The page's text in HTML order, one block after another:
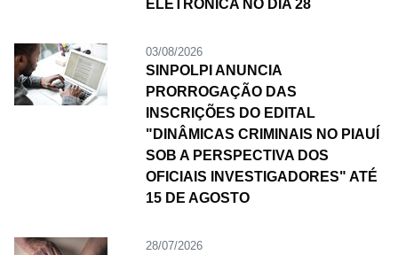
ELETRÔNICA NO DIA 28
03/08/2026
SINPOLPI ANUNCIA
PRORROGAÇÃO DAS
INSCRIÇÕES DO EDITAL
"DINÂMICAS CRIMINAIS NO PIAUÍ
SOB A PERSPECTIVA DOS
OFICIAIS INVESTIGADORES" ATÉ
15 DE AGOSTO
28/07/2026